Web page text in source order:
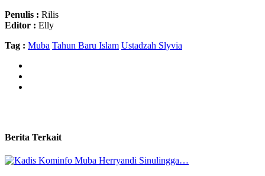
Penulis : Rilis
Editor : Elly
Tag : Muba Tahun Baru Islam Ustadzah Slyvia
Berita Terkait